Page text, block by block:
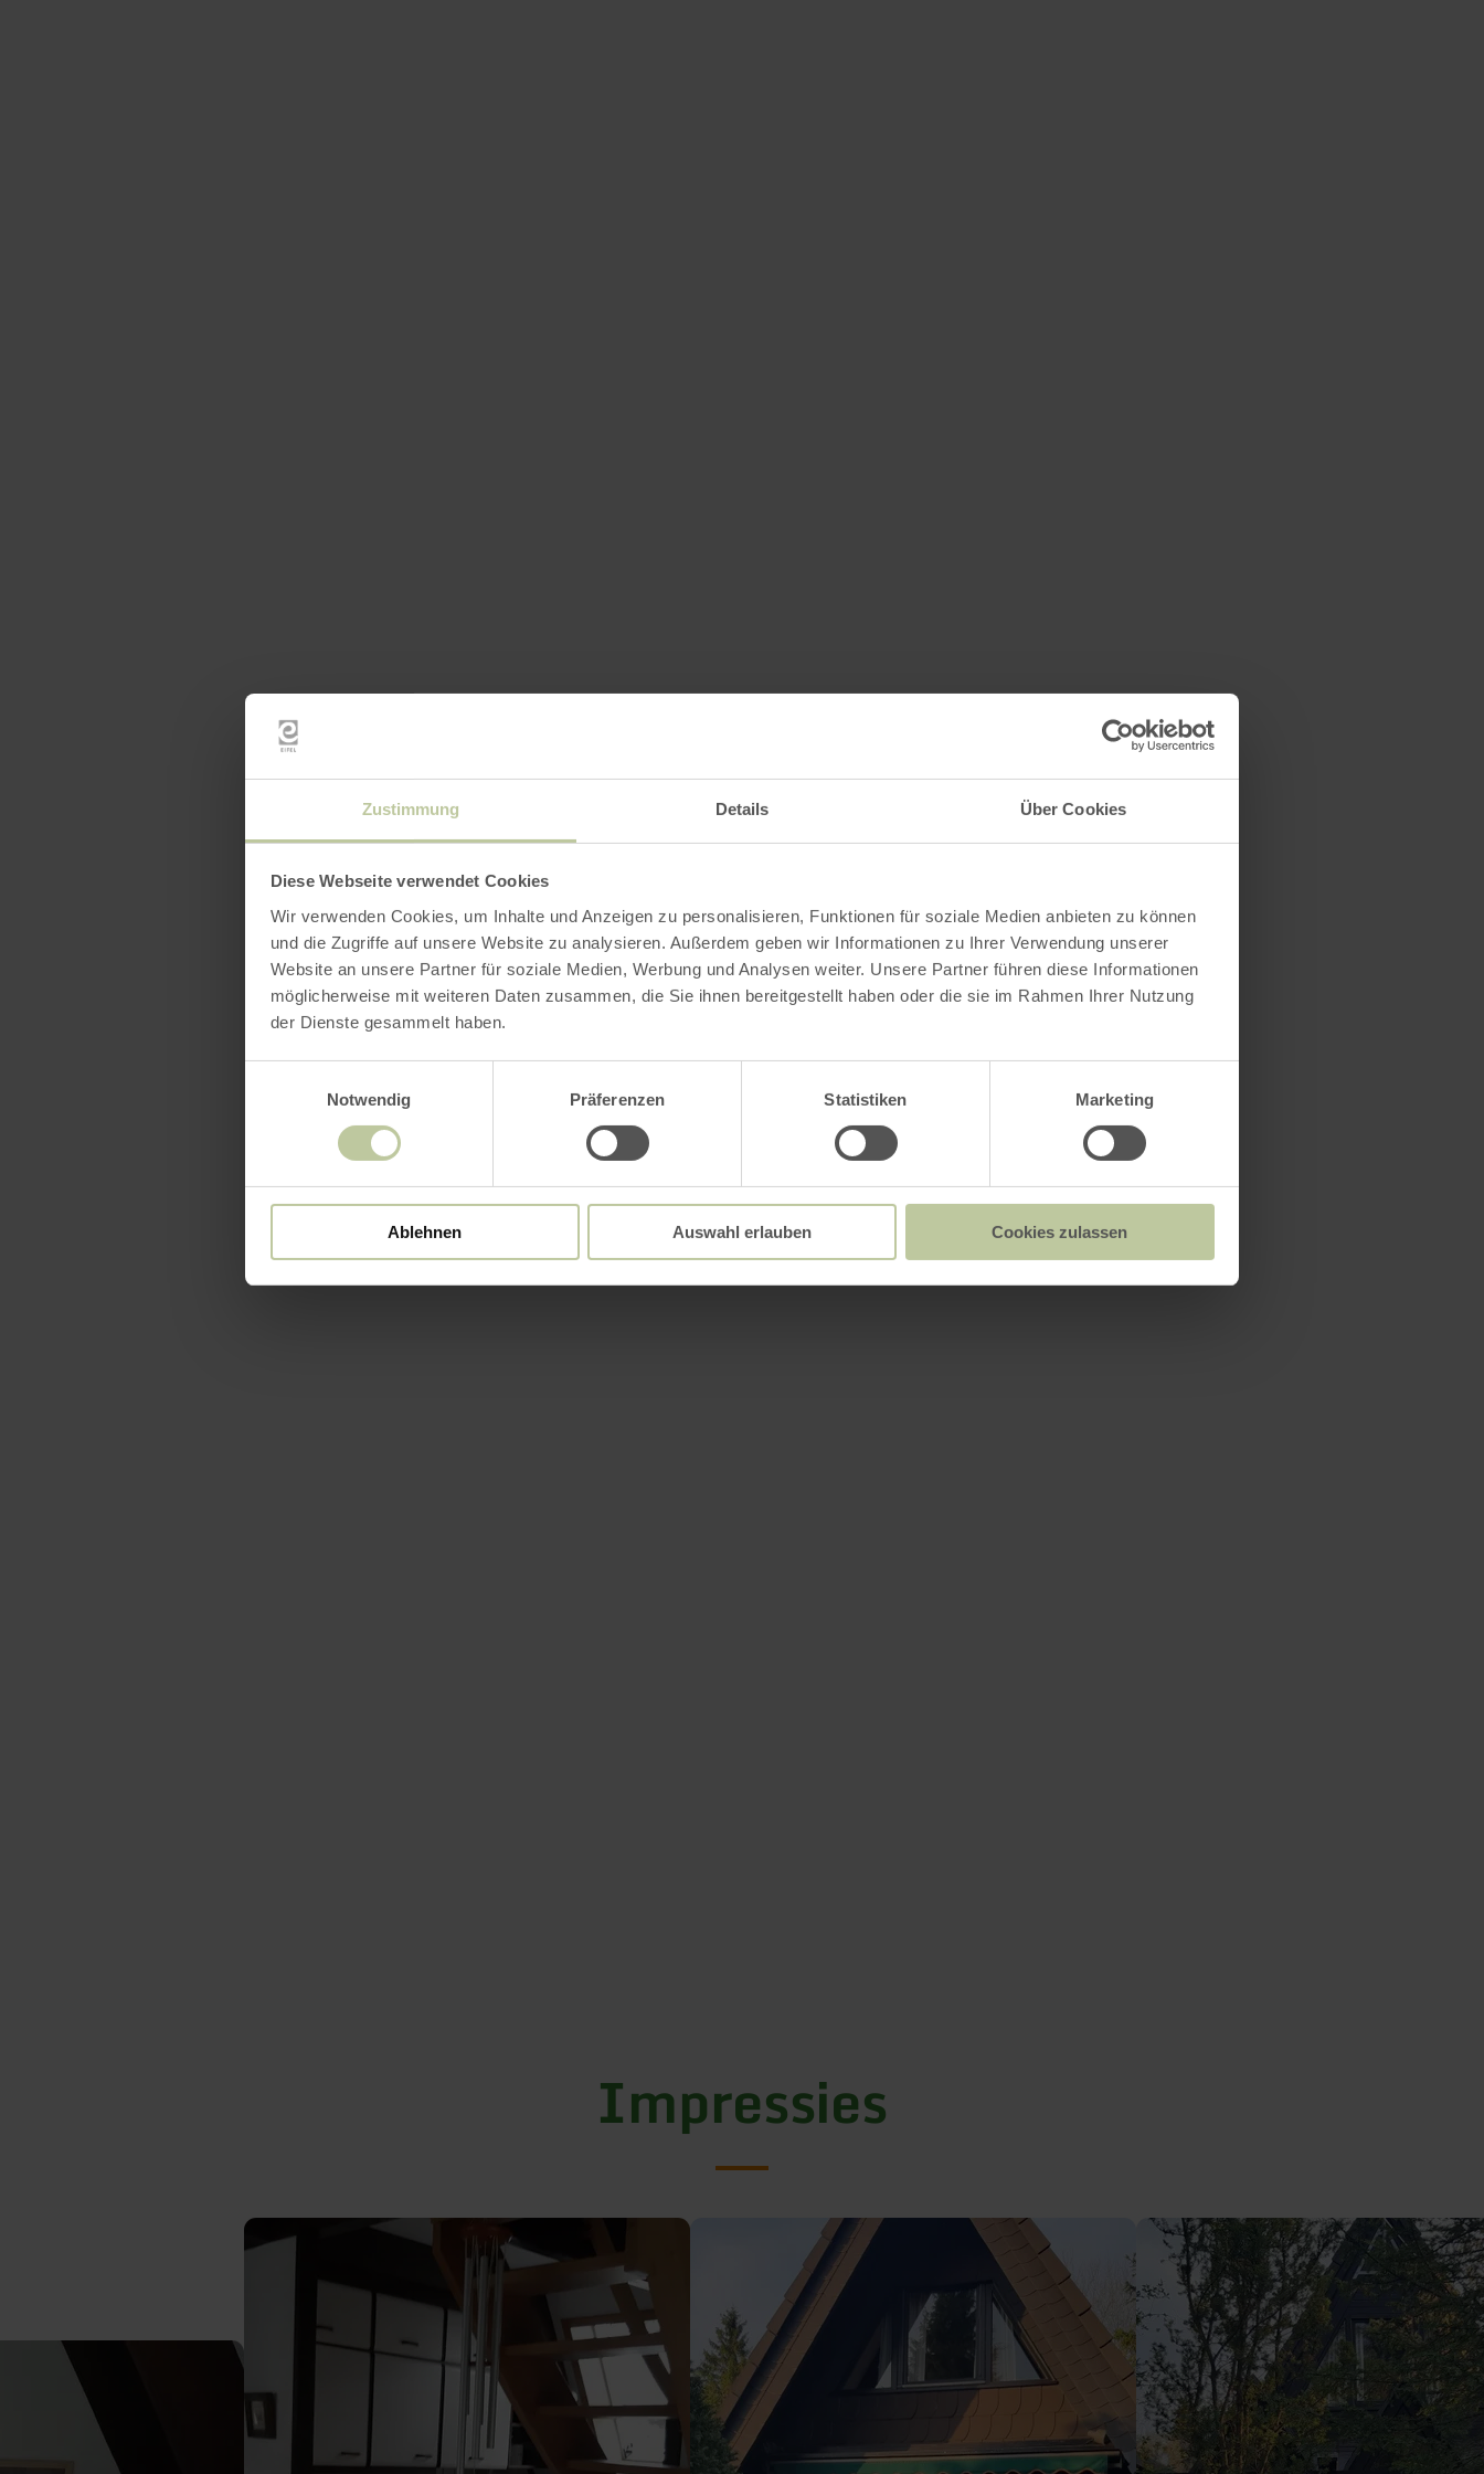
Zustimmung Details Über Cookies
Diese Webseite verwendet Cookies
Wir verwenden Cookies, um Inhalte und Anzeigen zu personalisieren, Funktionen für soziale Medien anbieten zu können
und die Zugriffe auf unsere Website zu analysieren. Außerdem geben wir Informationen zu Ihrer Verwendung unserer
Website an unsere Partner für soziale Medien, Werbung und Analysen weiter. Unsere Partner führen diese Informationen
möglicherweise mit weiteren Daten zusammen, die Sie ihnen bereitgestellt haben oder die sie im Rahmen Ihrer Nutzung
der Dienste gesammelt haben.
Notwendig
Präferenzen Statistiken Marketing
Ablehnen Auswahl erlauben Cookies zulassen
Impressies